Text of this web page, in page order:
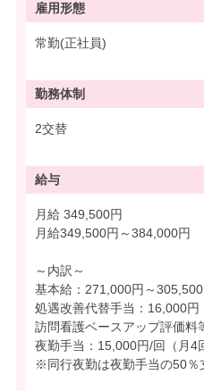
雇用形態
常勤(正社員)
勤務体制
2交替
給与
月給 349,500円
月給349,500円～384,000円
～内訳～
基本給：271,000円～305,500
処遇改善代替手当：16,000円
訪問看護ベースアップ評価料
夜勤手当：15,000円/回（月4
※同行夜勤は夜勤手当の50％